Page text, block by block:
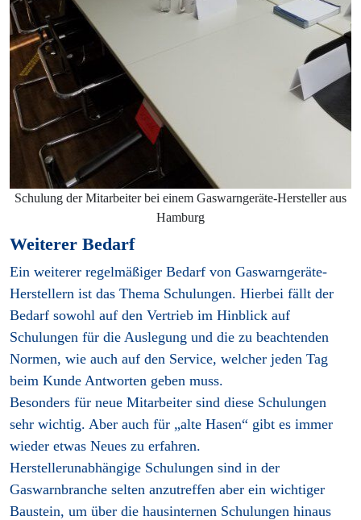
Schulung der Mitarbeiter bei einem Gaswarngeräte-Hersteller aus
Hamburg
Weiterer Bedarf
Ein weiterer regelmäßiger Bedarf von Gaswarngeräte-
Herstellern ist das Thema Schulungen. Hierbei fällt der
Bedarf sowohl auf den Vertrieb im Hinblick auf
Schulungen für die Auslegung und die zu beachtenden
Normen, wie auch auf den Service, welcher jeden Tag
beim Kunde Antworten geben muss.
Besonders für neue Mitarbeiter sind diese Schulungen
sehr wichtig. Aber auch für „alte Hasen“ gibt es immer
wieder etwas Neues zu erfahren.
Herstellerunabhängige Schulungen sind in der
Gaswarnbranche selten anzutreffen aber ein wichtiger
Baustein, um über die hausinternen Schulungen hinaus